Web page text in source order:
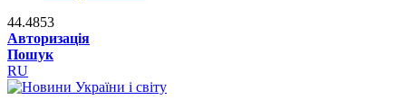
44.4853
Авторизація
Пошук
RU